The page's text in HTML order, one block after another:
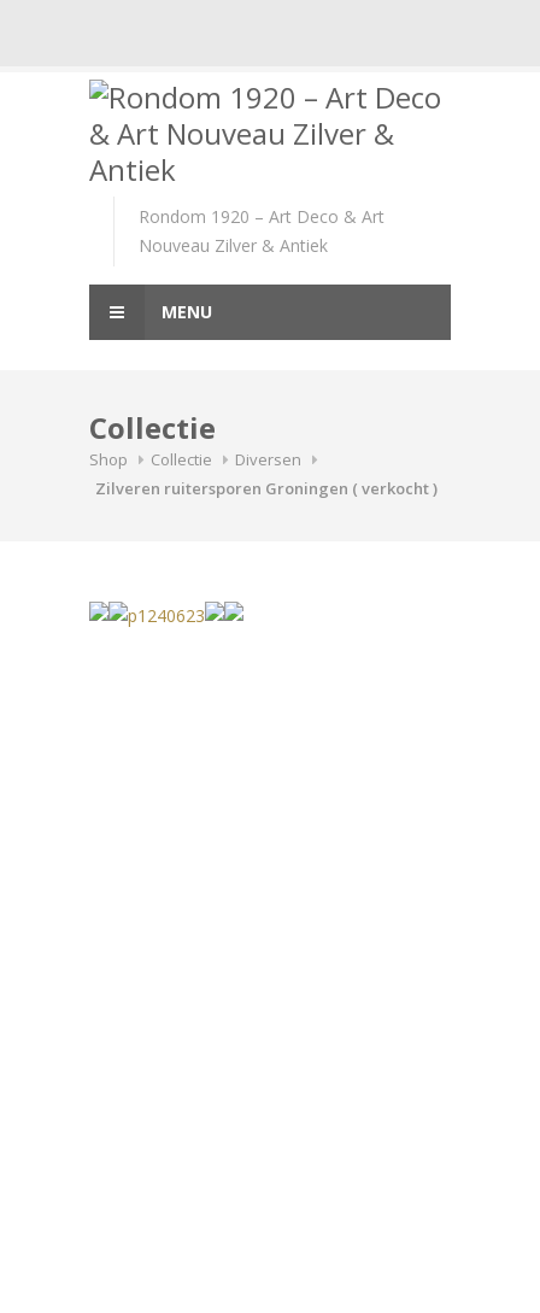
Rondom 1920 – Art Deco & Art
Nouveau Zilver & Antiek
MENU
Collectie
Shop Collectie
Diversen
Zilveren ruitersporen Groningen ( verkocht )